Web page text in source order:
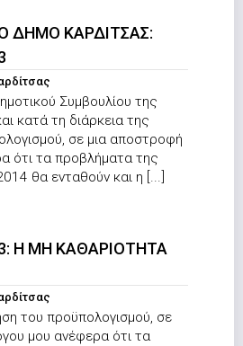
ΔΗΜΟ ΚΑΡΔΙΤΣΑΣ:
Συμβουλίου της
κατά τη διάρκεια της
σε μια αποστροφή
ότι τα προβλήματα της
θα ενταθούν και η [...]
Η ΜΗ ΚΑΘΑΡΙΟΤΗΤΑ
του προϋπολογισμού, σε
μου ανέφερα ότι τα